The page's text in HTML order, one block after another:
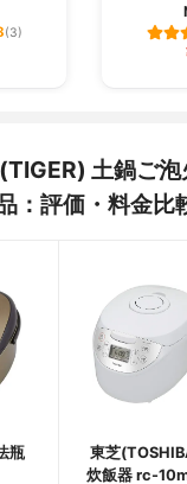
(3)
土鍋ご
：評価・料金比
瓶
東芝
炊飯器 rc-